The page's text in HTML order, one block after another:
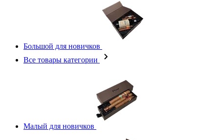
Большой для новичков
Все товары категории
Малый для новичков